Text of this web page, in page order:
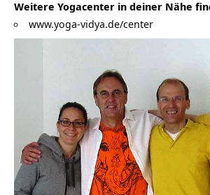
Weitere Yogacenter in deiner Nähe
www.yoga-vidya.de/center